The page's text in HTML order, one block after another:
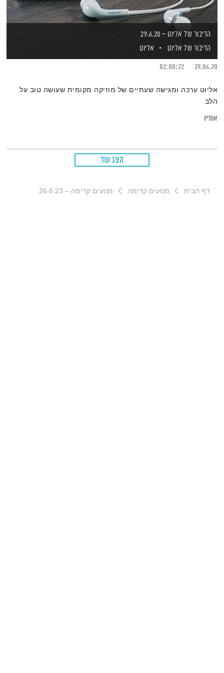
הדיבור של אליוט – 29.6.20
הדיבור של אליוט
אליוט
29.06.20
02:00:22
אליוט ערכה ומגישה שעתיים של מוזיקה מקומית שעושה טוב על
הלב
אודיו
הצג עוד
דף הבית מנועים קדימה מנועים קדימה – 26.6.23